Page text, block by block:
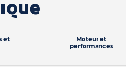
et
Moteur et
performances